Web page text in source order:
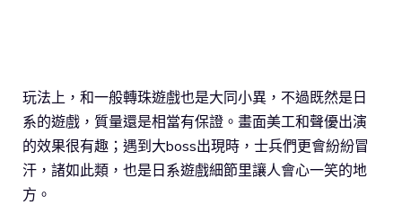
玩法上，和一般轉珠遊戲也是大同小異，不過既然是日
系的遊戲，質量還是相當有保證。畫面美工和聲優出演
的效果很有趣；遇到大boss出現時，士兵們更會紛紛冒
汗，諸如此類，也是日系遊戲細節里讓人會心一笑的地
方。